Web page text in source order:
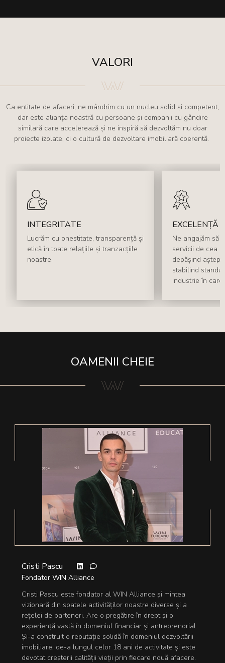
VALORI
Ca entitate de afaceri, ne mândrim cu un nucleu solid și competent,
dar este alianța noastră cu persoane și companii cu gândire
similară care accelerează și ne inspiră să dezvoltăm nu doar
proiecte izolate, ci o cultură de dezvoltare imobiliară coerentă.
INTEGRITATE
Lucrăm cu onestitate, transparență și
etică în toate relațiile și tranzacțiile
noastre.
EXCELENȚĂ
Ne angajăm să
servicii de cea
depășind
stabilind
industrie în care
OAMENII CHEIE
Cristi Pascu
Fondator WIN Alliance
Cristi Pascu este fondator al WIN Alliance și mintea
vizionară din spatele activităților noastre diverse și a
rețelei de parteneri. Are o pregătire în drept și o
experiență vastă în domeniul financiar și antreprenorial.
Și-a construit o reputație solidă în domeniul dezvoltării
imobiliare, de-a lungul celor 18 ani de activitate și este
devotat creșterii calității vieții prin fiecare nouă afacere.